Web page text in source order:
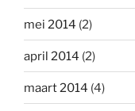
mei 2014 (2)
april 2014 (2)
maart 2014 (4)